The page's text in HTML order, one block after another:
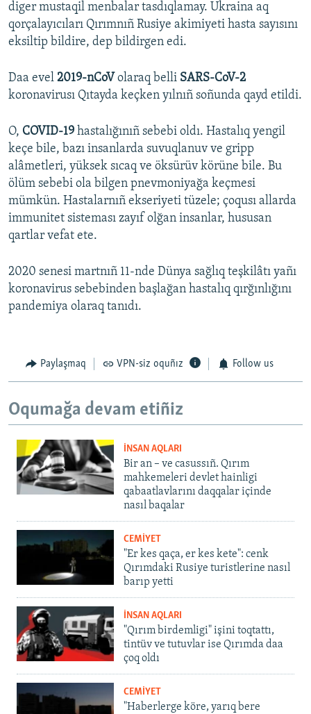
diger mustaqil menbalar tasdıqlamay. Ukraina aq
qorçalayıcıları Qırımnıñ Rusiye akimiyeti hasta sayısını
eksiltip bildire, dep bildirgen edi.
Daa evel 2019-nCoV olaraq belli SARS-CoV-2
koronavirusı Qıtayda keçken yılnıñ soñunda qayd etildi.
O, COVID-19 hastalığınıñ sebebi oldı. Hastalıq yengil
keçe bile, bazı insanlarda suvuqlanuv ve gripp
alâmetleri, yüksek sıcaq ve öksürüv körüne bile. Bu
ölüm sebebi ola bilgen pnevmoniyağa keçmesi
mümkün. Hastalarnıñ ekseriyeti tüzele; çoqusı allarda
immunitet sisteması zayıf olğan insanlar, hususan
qartlar vefat ete.
2020 senesi martnıñ 11-nde Dünya sağlıq teşkilâtı yañı
koronavirus sebebinden başlağan hastalıq qırğınlığını
pandemiya olaraq tanıdı.
Paylaşmaq VPN-siz oquñız Follow us
Oqumağa devam etiñiz
İNSAN AQLARI
Bir an – ve casussıñ. Qırım
mahkemeleri devlet hainligi
qabaatlavlarını daqqalar içinde
nasıl baqalar
CEMİYET
"Er kes qaça, er kes kete": cenk
Qırımdaki Rusiye turistlerine nasıl
barıp yetti
İNSAN AQLARI
"Qırım birdemligi" işini toqtattı,
tintüv ve tutuvlar ise Qırımda daa
çoq oldı
CEMİYET
"Haberlerge köre, yarıq bere